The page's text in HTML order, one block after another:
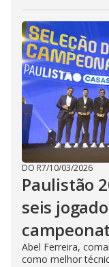
DO R7/10/03/2026
Paulistão
seis
Abel Ferreira,
como melhor